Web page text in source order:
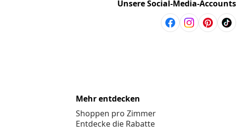
Unsere Social-Media-Accounts
Mehr entdecken
Shoppen pro Zimmer
Entdecke die Rabatte